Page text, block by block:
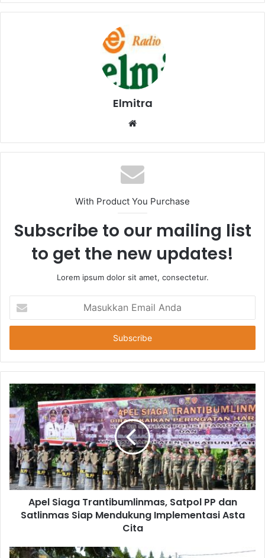
Elmitra
Website
With Product You Purchase
Subscribe to our mailing list
to get the new updates!
Lorem ipsum dolor sit amet, consectetur.
Email
Anda
Apel Siaga Trantibumlinmas, Satpol PP dan
Satlinmas Siap Mendukung Implementasi Asta
Cita